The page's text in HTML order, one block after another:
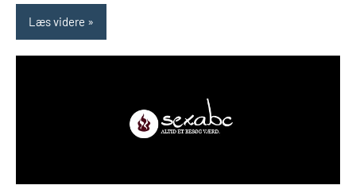
Læs videre